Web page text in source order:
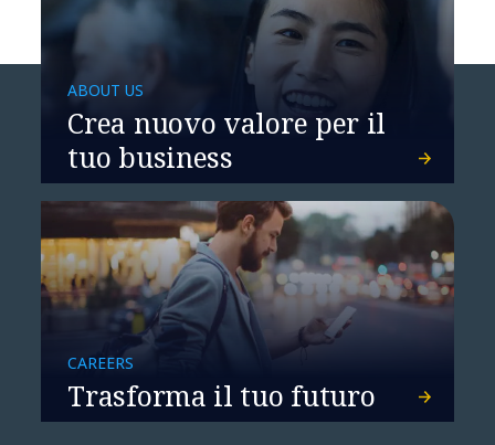
Le Challenger Bank per i
clienti business
L'intelligenza artificiale
aiuta i clienti bancari a
ABOUT US
Crea nuovo valore per il
tuo business
CAREERS
Trasforma il tuo futuro